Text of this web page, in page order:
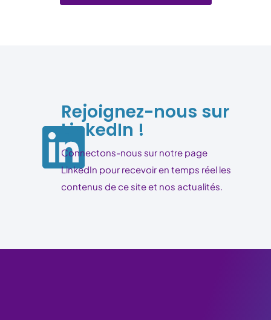
Rejoignez-nous sur
LinkedIn !
Connectons-nous sur notre page
LinkedIn pour recevoir en temps réel les
contenus de ce site et nos actualités.